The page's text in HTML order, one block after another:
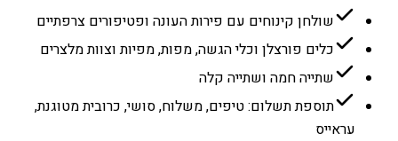
שולחן קינוחים עם פירות העונה ופטיפורים צרפתיים
כלים פורצלן וכלי הגשה, מפות, מפיות וצוות מלצרים
שתייה חמה ושתייה קלה
תוספת תשלום: טיפים, משלוח, סושי, כרובית מטוגנת,
עראייס